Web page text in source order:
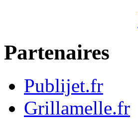
Partenaires
Publijet.fr
Grillamelle.fr